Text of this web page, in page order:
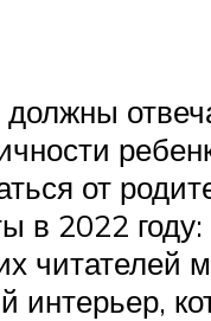
от
в 2022
читателей
интерьер,